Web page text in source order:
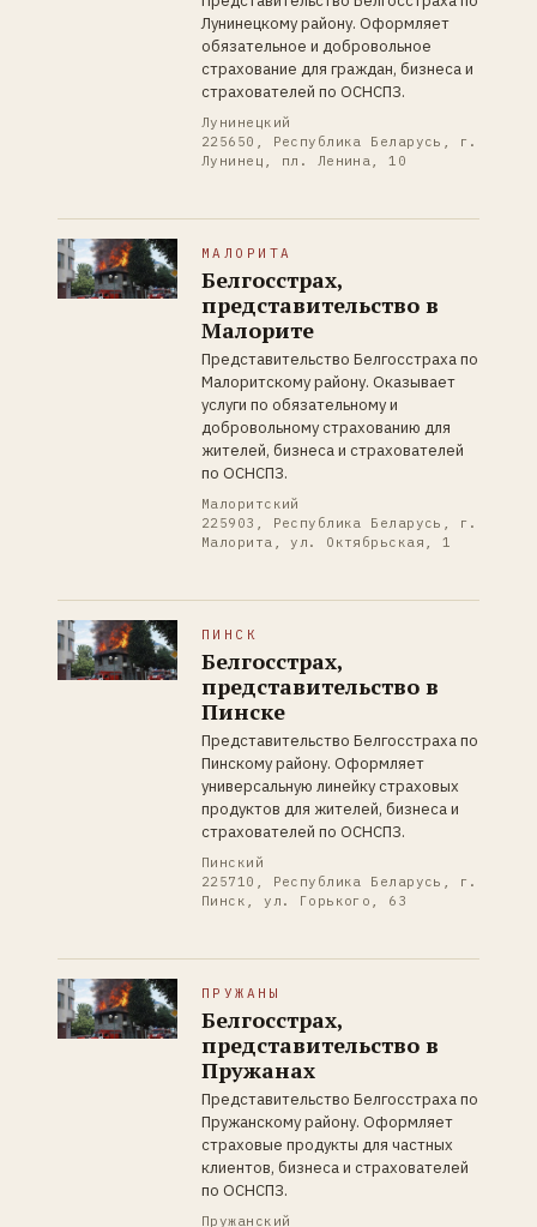
Лунинецкому району. Оформляет
обязательное и добровольное
страхование для граждан, бизнеса и
страхователей по ОСНСПЗ.
Лунинецкий
225650, Республика Беларусь, г.
Лунинец, пл. Ленина, 10
МАЛОРИТА
Белгосстрах,
представительство в
Малорите
Представительство Белгосстраха по
Малоритскому району. Оказывает
услуги по обязательному и
добровольному страхованию для
жителей, бизнеса и страхователей
по ОСНСПЗ.
Малоритский
225903, Республика Беларусь, г.
Малорита, ул. Октябрьская, 1
ПИНСК
Белгосстрах,
представительство в
Пинске
Представительство Белгосстраха по
Пинскому району. Оформляет
универсальную линейку страховых
продуктов для жителей, бизнеса и
страхователей по ОСНСПЗ.
Пинский
225710, Республика Беларусь, г.
Пинск, ул. Горького, 63
ПРУЖАНЫ
Белгосстрах,
представительство в
Пружанах
Представительство Белгосстраха по
Пружанскому району. Оформляет
страховые продукты для частных
клиентов, бизнеса и страхователей
по ОСНСПЗ.
Пружанский